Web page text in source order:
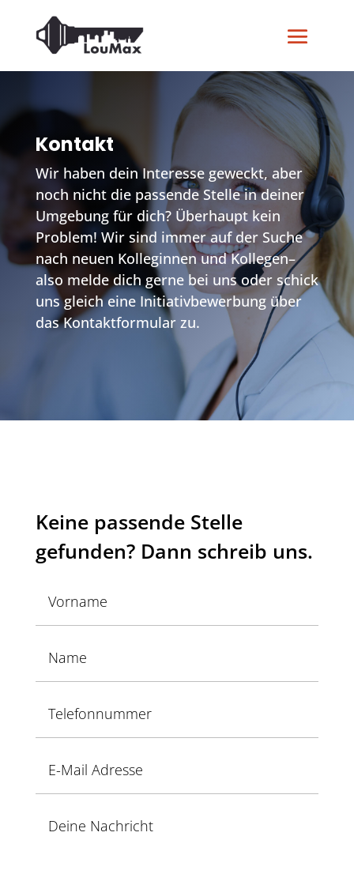
Kontakt
Wir haben dein Interesse geweckt, aber
noch nicht die passende Stelle in deiner
Umgebung für dich? Überhaupt kein
Problem! Wir sind immer auf der Suche
nach neuen Kolleginnen und Kollegen–
also melde dich gerne bei uns oder schick
uns gleich eine Initiativbewerbung über
das Kontaktformular zu.
Keine passende Stelle
gefunden? Dann schreib uns.